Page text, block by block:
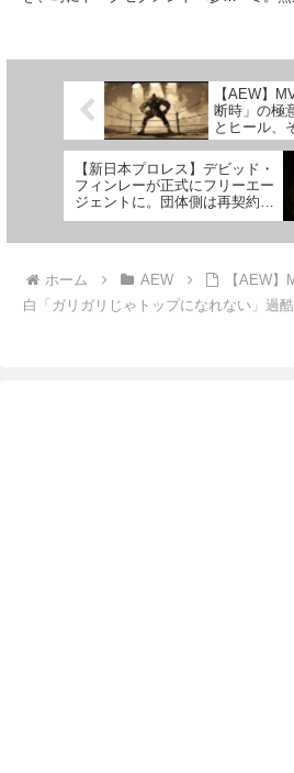
ド・バニーが驚異的なWWEへ
WWE
2人...
【AEW】
断時」の極
とヒール、
とは
【新日本プロレス】デビッド・
フィンレーが正式にフリーエー
ジェントに。団体側は再契約を
熱望
ホーム AEW
【AEW
白「ガリガリじゃトップになれない」過